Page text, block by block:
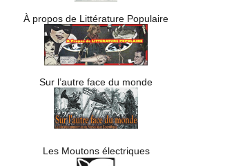
À propos de Littérature Populaire
Sur l’autre face du monde
Les Moutons électriques